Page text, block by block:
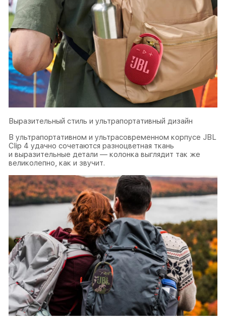
Выразительный стиль и ультрапортативный дизайн
В ультрапортативном и ультрасовременном корпусе JBL
Clip 4 удачно сочетаются разноцветная ткань
и выразительные детали — колонка выглядит так же
великолепно, как и звучит.